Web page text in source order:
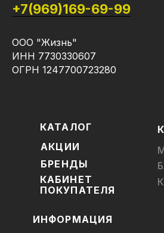
+7(969)169-69-99
ООО "Жизнь"
ИНН 7730330607
ОГРН 1247700723280
КАТАЛОГ
КАБИНЕТ
ПОКУПАТЕЛЯ
БРЕНДЫ
АКЦИИ
ИНФОРМАЦИЯ